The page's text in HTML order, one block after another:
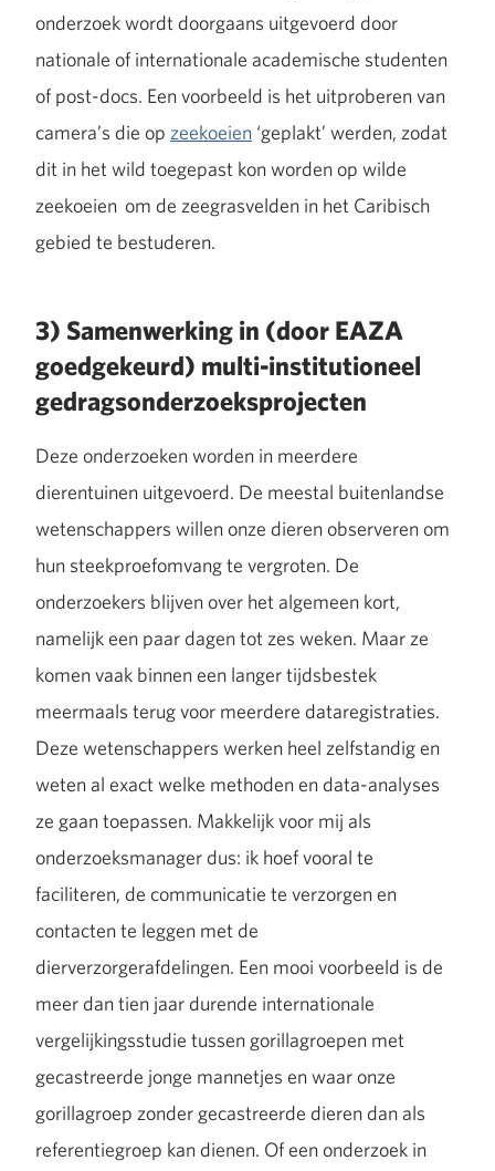
onderzoek wordt doorgaans uitgevoerd door
nationale of internationale academische studenten
of post-docs. Een voorbeeld is het uitproberen van
camera’s die op zeekoeien ‘geplakt’ werden, zodat
dit in het wild toegepast kon worden op wilde
zeekoeien om de zeegrasvelden in het Caribisch
gebied te bestuderen.
3) Samenwerking in (door EAZA
goedgekeurd) multi-institutioneel
gedragsonderzoeksprojecten
Deze onderzoeken worden in meerdere
dierentuinen uitgevoerd. De meestal buitenlandse
wetenschappers willen onze dieren observeren om
hun steekproefomvang te vergroten. De
onderzoekers blijven over het algemeen kort,
namelijk een paar dagen tot zes weken. Maar ze
komen vaak binnen een langer tijdsbestek
meermaals terug voor meerdere dataregistraties.
Deze wetenschappers werken heel zelfstandig en
weten al exact welke methoden en data-analyses
ze gaan toepassen. Makkelijk voor mij als
onderzoeksmanager dus: ik hoef vooral te
faciliteren, de communicatie te verzorgen en
contacten te leggen met de
dierverzorgerafdelingen. Een mooi voorbeeld is de
meer dan tien jaar durende internationale
vergelijkingsstudie tussen gorillagroepen met
gecastreerde jonge mannetjes en waar onze
gorillagroep zonder gecastreerde dieren dan als
referentiegroep kan dienen. Of een onderzoek in